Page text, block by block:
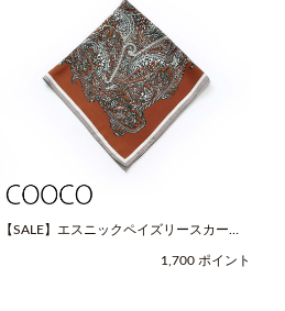
【SALE】エスニックペイズリースカーフ
1,700 ポイント